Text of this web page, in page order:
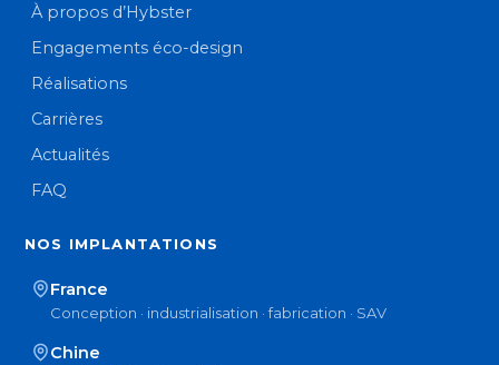
À propos d’Hybster
Engagements éco-design
Réalisations
Carrières
Actualités
FAQ
NOS IMPLANTATIONS
France
Conception · industrialisation · fabrication · SAV
Chine